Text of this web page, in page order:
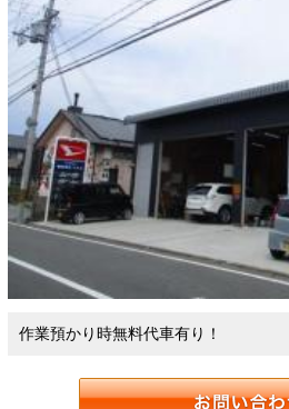
作業預かり時無料代車有り！